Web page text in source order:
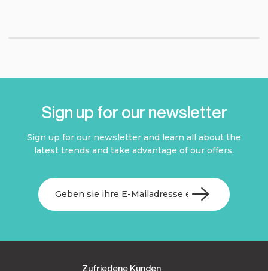
Sign up for our newsletter
Sign up for our newsletter and learn all about the
latest trends and take advantage of our offers.
Zufriedene Kunden